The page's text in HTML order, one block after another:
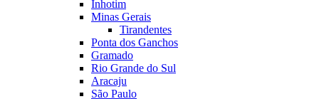
Inhotim
Minas Gerais
Tirandentes
Ponta dos Ganchos
Gramado
Rio Grande do Sul
Aracaju
São Paulo